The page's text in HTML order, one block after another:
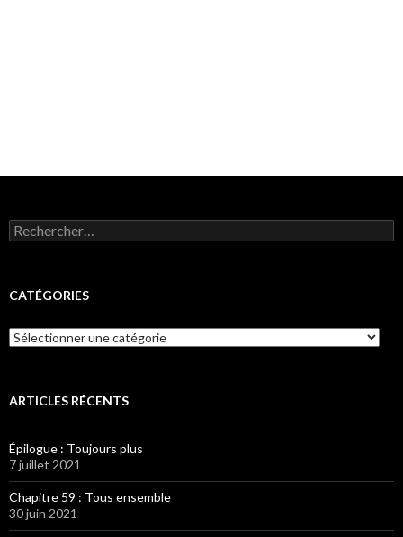
Rechercher :
CATÉGORIES
Catégories
ARTICLES RÉCENTS
Épilogue : Toujours plus
7 juillet 2021
Chapitre 59 : Tous ensemble
30 juin 2021